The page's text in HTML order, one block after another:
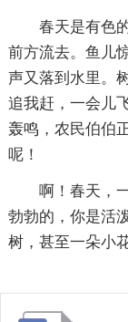
春天是有色
前方流去。鱼儿
声又落到水里。
追我赶，一会儿
轰鸣，农民伯伯
呢！
啊！春天，
勃勃的，你是活
树，甚至一朵小